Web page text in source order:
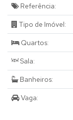
Referência:
Tipo de Imóvel:
Quartos:
Sala:
Banheiros:
Vaga: